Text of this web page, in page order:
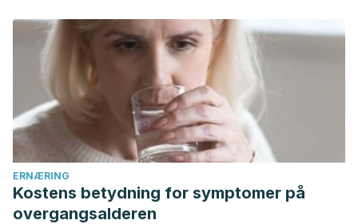
ERNÆRING
Kostens betydning for symptomer på
overgangsalderen